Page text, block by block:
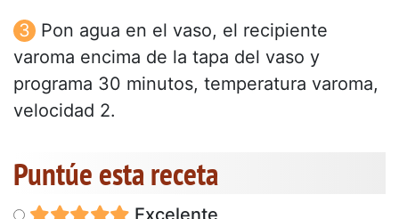
Pon agua en el vaso, el recipiente
varoma encima de la tapa del vaso y
programa 30 minutos, temperatura varoma,
velocidad 2.
Puntúe esta receta
Excelente